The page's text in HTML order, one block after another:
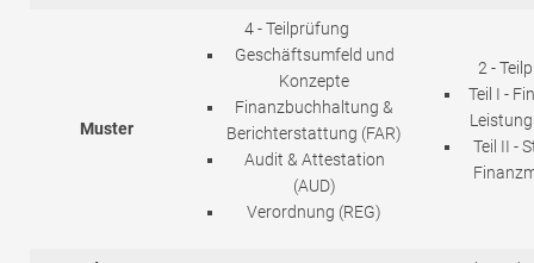
Muster
4 - Teilprüfung
Geschäftsumfeld und
Konzepte
Finanzbuchhaltung &
Berichterstattung (FAR)
Audit & Attestation
(AUD)
Verordnung (REG)
2 -
Teil I -
Teil II -